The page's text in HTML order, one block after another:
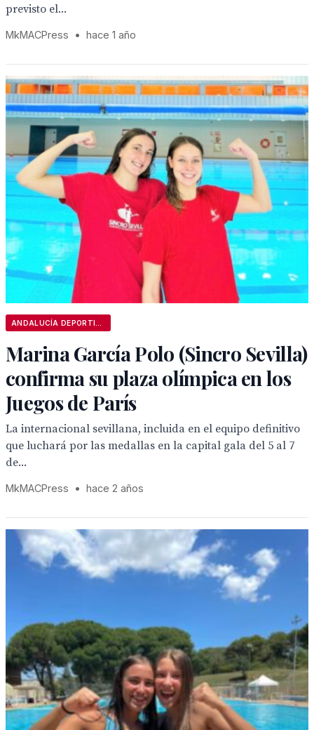
previsto el...
MkMACPress • hace 1 año
Marina García Polo (Sincro Sevilla)
confirma su plaza olímpica en los
Juegos de París
La internacional sevillana, incluida en el equipo definitivo
que luchará por las medallas en la capital gala del 5 al 7
de...
MkMACPress • hace 2 años